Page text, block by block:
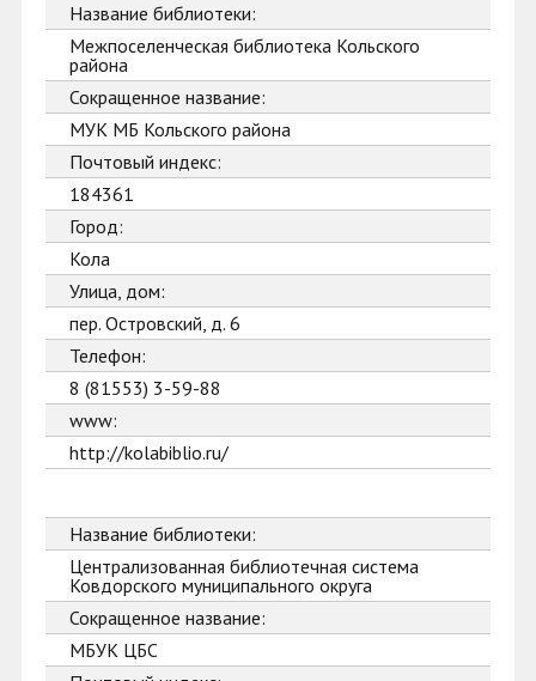
Название библиотеки:
Межпоселенческая библиотека Кольского
района
Сокращенное название:
МУК МБ Кольского района
Почтовый индекс:
184361
Город:
Кола
Улица, дом:
пер. Островский, д. 6
Телефон:
8 (81553) 3-59-88
www:
http://kolabiblio.ru/
Название библиотеки:
Централизованная библиотечная система
Ковдорского муниципального округа
Сокращенное название:
МБУК ЦБС